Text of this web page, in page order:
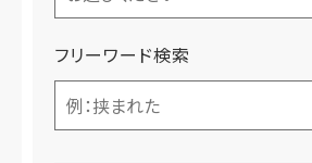
フリーワード検索